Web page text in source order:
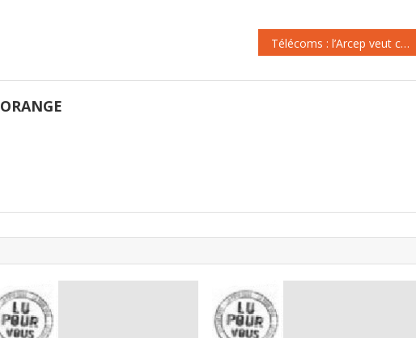
Télécoms : l’Arcep veut corriger ses cartes de couverture mobile